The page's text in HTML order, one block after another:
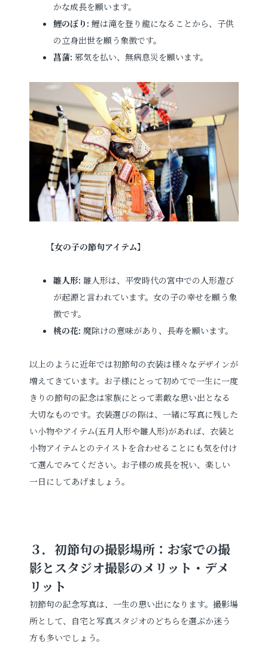
かな成長を願います。
鯉のぼり: 鯉は滝を登り龍になることから、子供
の立身出世を願う象徴です。
菖蒲: 邪気を払い、無病息災を願います。
【女の子の節句アイテム】
雛人形: 雛人形は、平安時代の宮中での人形遊び
が起源と言われています。女の子の幸せを願う象
徴です。
桃の花: 魔除けの意味があり、長寿を願います。
以上のように近年では初節句の衣装は様々なデザインが
増えてきています。お子様にとって初めてで一生に一度
きりの節句の記念は家族にとって素敵な思い出となる
大切なものです。衣装選びの際は、一緒に写真に残した
い小物やアイテム(五月人形や雛人形)があれば、衣装と
小物アイテムとのテイストを合わせることにも気を付け
て選んでみてください。お子様の成長を祝い、楽しい
一日にしてあげましょう。
３．初節句の撮影場所：お家での撮
影とスタジオ撮影のメリット・デメ
リット
初節句の記念写真は、一生の思い出になります。撮影場
所として、自宅と写真スタジオのどちらを選ぶか迷う
方も多いでしょう。